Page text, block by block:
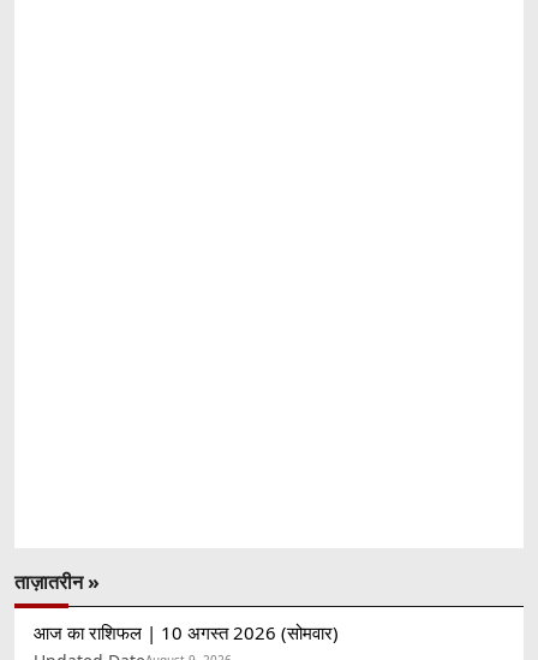
ताज़ातरीन »
आज का राशिफल | 10 अगस्त 2026 (सोमवार)